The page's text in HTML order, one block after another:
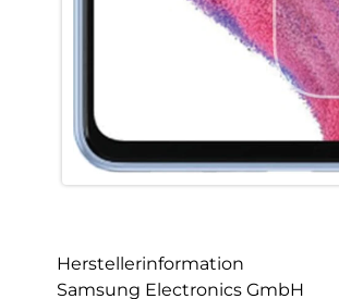
Herstellerinformation
Samsung Electronics GmbH